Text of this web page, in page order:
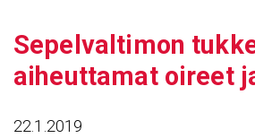
Sepel­val­timon
aiheut­tamat oireet
22.1.2019